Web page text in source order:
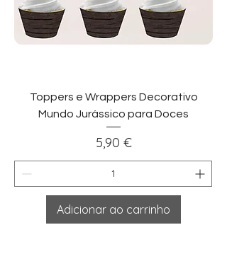
Toppers e Wrappers Decorativo
Mundo Jurássico para Doces
Preço
5,90 €
Adicionar ao carrinho